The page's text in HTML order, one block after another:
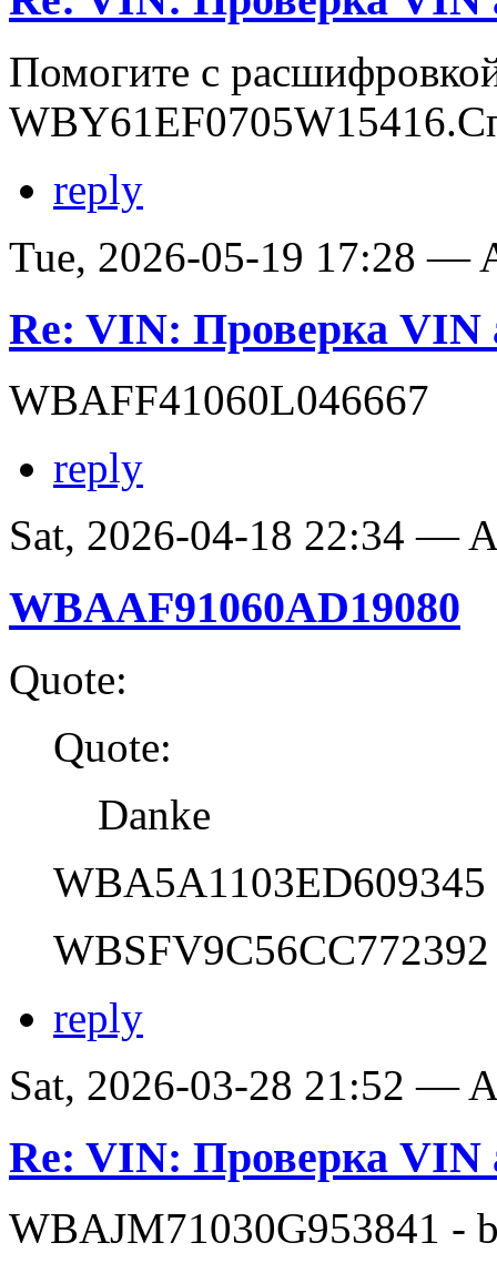
Помогите с
reply
Tue, 2026-05-19 17:28 —
Re: VIN: Проверка VIN
WBAFF41060L046667
reply
Sat, 2026-04-18 22:34 —
WBAAF91060AD19080
Quote:
Quote:
Danke
WBA5A1103ED609345
WBSFV9C56CC772392
reply
Sat, 2026-03-28 21:52 —
Re: VIN: Проверка VIN
WBAJM71030G953841 -